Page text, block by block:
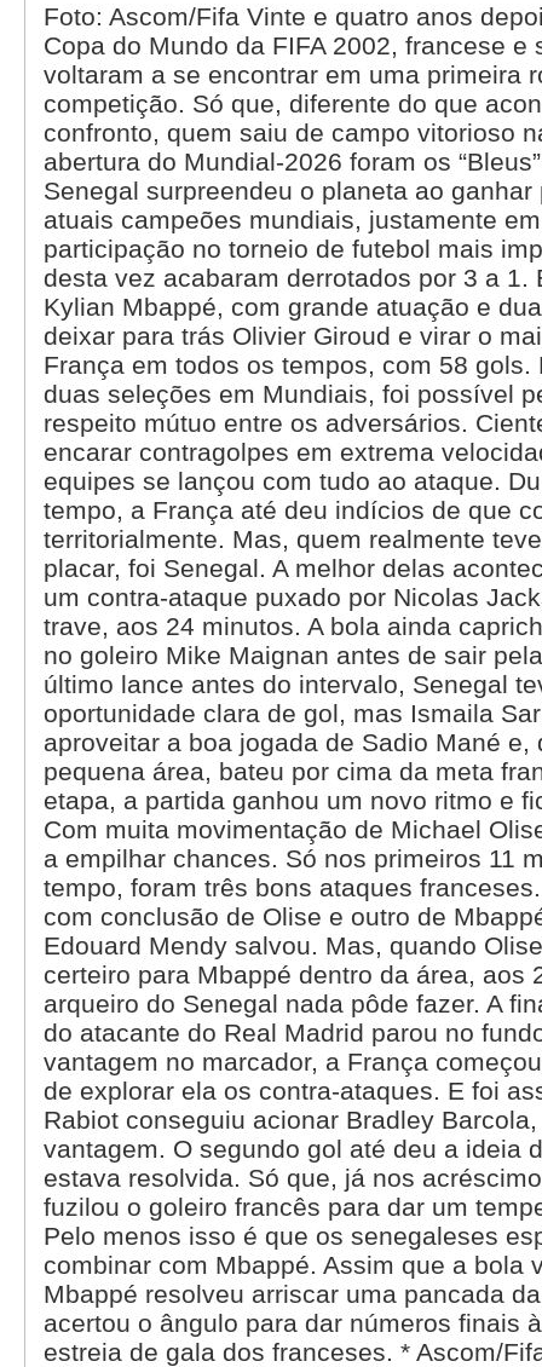
Foto: Ascom/Fifa Vinte e quatro anos
Copa do Mundo da FIFA 2002, francese e
voltaram a se encontrar em uma primeira
competição. Só que, diferente do que
confronto, quem saiu de campo vitorioso
abertura do Mundial-2026 foram os
Senegal surpreendeu o planeta ao ganhar
atuais campeões mundiais, justamente
participação no torneio de futebol mais
desta vez acabaram derrotados por 3 a 1.
Kylian Mbappé, com grande atuação e
deixar para trás Olivier Giroud e virar o
França em todos os tempos, com 58 gols.
duas seleções em Mundiais, foi possível
respeito mútuo entre os adversários.
encarar contragolpes em extrema
equipes se lançou com tudo ao ataque.
tempo, a França até deu indícios de que
territorialmente. Mas, quem realmente
placar, foi Senegal. A melhor delas
um contra-ataque puxado por Nicolas
trave, aos 24 minutos. A bola ainda
no goleiro Mike Maignan antes de sair
último lance antes do intervalo, Senegal
oportunidade clara de gol, mas Ismaila
aproveitar a boa jogada de Sadio Mané e,
pequena área, bateu por cima da meta
etapa, a partida ganhou um novo ritmo e
Com muita movimentação de Michael
a empilhar chances. Só nos primeiros 11
tempo, foram três bons ataques
com conclusão de Olise e outro de
Edouard Mendy salvou. Mas, quando
certeiro para Mbappé dentro da área, aos
arqueiro do Senegal nada pôde fazer. A
do atacante do Real Madrid parou no
vantagem no marcador, a França
de explorar ela os contra-ataques. E foi
Rabiot conseguiu acionar Bradley
vantagem. O segundo gol até deu a ideia
estava resolvida. Só que, já nos
fuzilou o goleiro francês para dar um
Pelo menos isso é que os senegaleses
combinar com Mbappé. Assim que a bola
Mbappé resolveu arriscar uma pancada
acertou o ângulo para dar números finais
estreia de gala dos franceses. * Ascom/